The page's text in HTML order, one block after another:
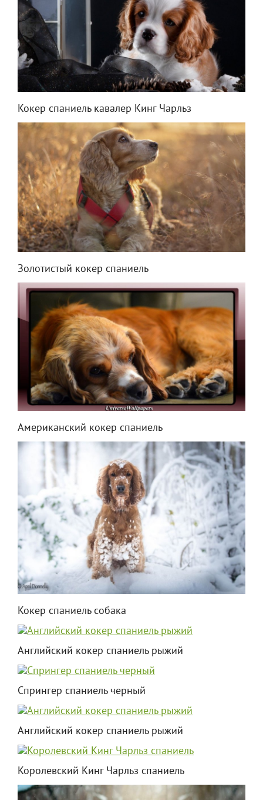
Кокер спаниель кавалер Кинг Чарльз
Золотистый кокер спаниель
Американский кокер спаниель
Кокер спаниель собака
Английский кокер спаниель рыжий
Спрингер спаниель черный
Английский кокер спаниель рыжий
Королевский Кинг Чарльз спаниель